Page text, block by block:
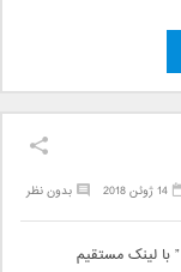
بدون نظر 14 ژوئن 2018
” با لینک مستقیم